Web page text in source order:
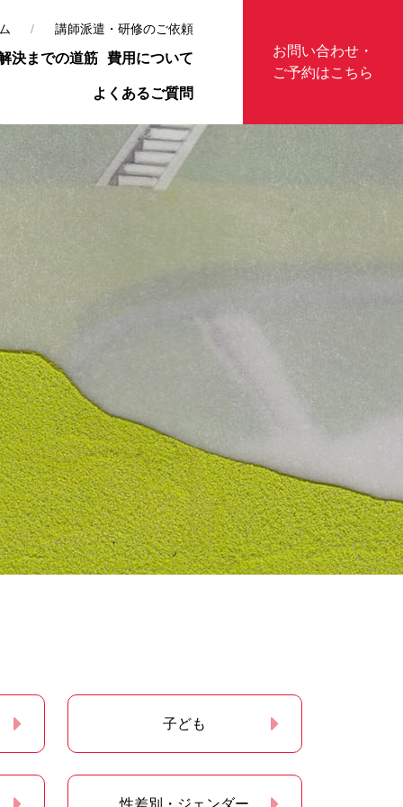
講師派遣・研修のご依頼
決までの道筋 費用について
よくあるご質問
お問い合わせ・
ご予約はこちら
子ども
性差別・ジェンダー